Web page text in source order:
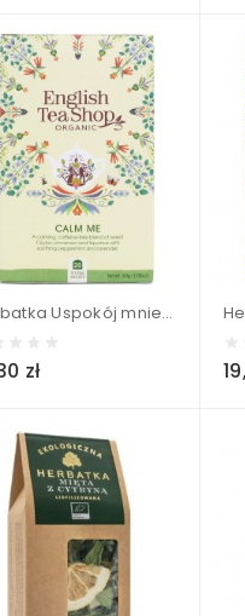
Herbatka Uspokój mnie (20x1,5) BIO - ENGLISH TEA SHOP ORGANIC 30 g
zł